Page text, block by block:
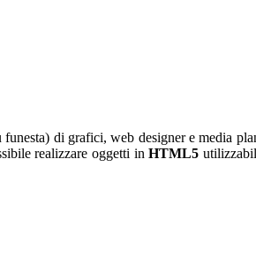
di grafici, web designer e media
realizzare oggetti inHTML5